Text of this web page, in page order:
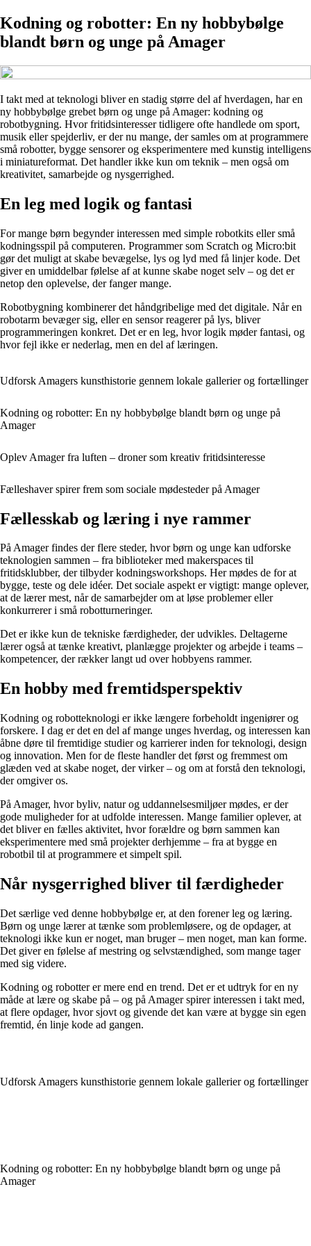
Kodning og robotter: En ny hobbybølge
blandt børn og unge på Amager
I takt med at teknologi bliver en stadig større del af hverdagen, har en
ny hobbybølge grebet børn og unge på Amager: kodning og
robotbygning. Hvor fritidsinteresser tidligere ofte handlede om sport,
musik eller spejderliv, er der nu mange, der samles om at programmere
små robotter, bygge sensorer og eksperimentere med kunstig intelligens
i miniatureformat. Det handler ikke kun om teknik – men også om
kreativitet, samarbejde og nysgerrighed.
En leg med logik og fantasi
For mange børn begynder interessen med simple robotkits eller små
kodningsspil på computeren. Programmer som Scratch og Micro:bit
gør det muligt at skabe bevægelse, lys og lyd med få linjer kode. Det
giver en umiddelbar følelse af at kunne skabe noget selv – og det er
netop den oplevelse, der fanger mange.
Robotbygning kombinerer det håndgribelige med det digitale. Når en
robotarm bevæger sig, eller en sensor reagerer på lys, bliver
programmeringen konkret. Det er en leg, hvor logik møder fantasi, og
hvor fejl ikke er nederlag, men en del af læringen.
Udforsk Amagers kunsthistorie gennem lokale gallerier og fortællinger
Kodning og robotter: En ny hobbybølge blandt børn og unge på
Amager
Oplev Amager fra luften – droner som kreativ fritidsinteresse
Fælleshaver spirer frem som sociale mødesteder på Amager
Fællesskab og læring i nye rammer
På Amager findes der flere steder, hvor børn og unge kan udforske
teknologien sammen – fra biblioteker med makerspaces til
fritidsklubber, der tilbyder kodningsworkshops. Her mødes de for at
bygge, teste og dele idéer. Det sociale aspekt er vigtigt: mange oplever,
at de lærer mest, når de samarbejder om at løse problemer eller
konkurrerer i små robotturneringer.
Det er ikke kun de tekniske færdigheder, der udvikles. Deltagerne
lærer også at tænke kreativt, planlægge projekter og arbejde i teams –
kompetencer, der rækker langt ud over hobbyens rammer.
En hobby med fremtidsperspektiv
Kodning og robotteknologi er ikke længere forbeholdt ingeniører og
forskere. I dag er det en del af mange unges hverdag, og interessen kan
åbne døre til fremtidige studier og karrierer inden for teknologi, design
og innovation. Men for de fleste handler det først og fremmest om
glæden ved at skabe noget, der virker – og om at forstå den teknologi,
der omgiver os.
På Amager, hvor byliv, natur og uddannelsesmiljøer mødes, er der
gode muligheder for at udfolde interessen. Mange familier oplever, at
det bliver en fælles aktivitet, hvor forældre og børn sammen kan
eksperimentere med små projekter derhjemme – fra at bygge en
robotbil til at programmere et simpelt spil.
Når nysgerrighed bliver til færdigheder
Det særlige ved denne hobbybølge er, at den forener leg og læring.
Børn og unge lærer at tænke som problemløsere, og de opdager, at
teknologi ikke kun er noget, man bruger – men noget, man kan forme.
Det giver en følelse af mestring og selvstændighed, som mange tager
med sig videre.
Kodning og robotter er mere end en trend. Det er et udtryk for en ny
måde at lære og skabe på – og på Amager spirer interessen i takt med,
at flere opdager, hvor sjovt og givende det kan være at bygge sin egen
fremtid, én linje kode ad gangen.
Udforsk Amagers kunsthistorie gennem lokale gallerier og fortællinger
Kodning og robotter: En ny hobbybølge blandt børn og unge på
Amager